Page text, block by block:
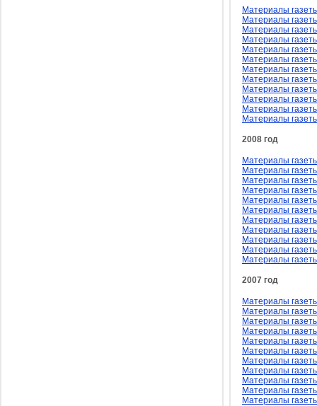
Материалы
Материалы
Материалы
Материалы
Материалы
Материалы
Материалы
Материалы
Материалы
Материалы
Материалы
Материалы
2008 год
Материалы
Материалы
Материалы
Материалы
Материалы
Материалы
Материалы
Материалы
Материалы
Материалы
Материалы
2007 год
Материалы
Материалы
Материалы
Материалы
Материалы
Материалы
Материалы
Материалы
Материалы
Материалы
Материалы